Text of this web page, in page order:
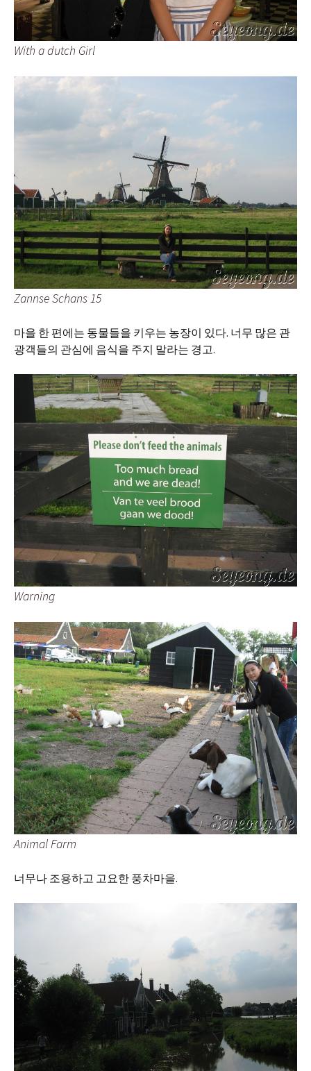
With a dutch Girl
Zannse Schans 15
마을 한 편에는 동물들을 키우는 농장이 있다. 너무 많은 관
광객들의 관심에 음식을 주지 말라는 경고.
Warning
Animal Farm
너무나 조용하고 고요한 풍차마을.